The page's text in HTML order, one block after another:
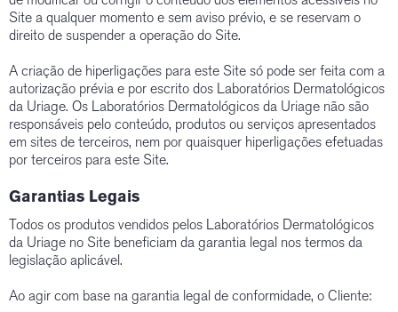
Site a qualquer momento e sem aviso prévio, e se reservam o
direito de suspender a operação do Site.
A criação de hiperligações para este Site só pode ser feita com a
autorização prévia e por escrito dos Laboratórios Dermatológicos
da Uriage. Os Laboratórios Dermatológicos da Uriage não são
responsáveis pelo conteúdo, produtos ou serviços apresentados
em sites de terceiros, nem por quaisquer hiperligações efetuadas
por terceiros para este Site.
Garantias Legais
Todos os produtos vendidos pelos Laboratórios Dermatológicos
da Uriage no Site beneficiam da garantia legal nos termos da
legislação aplicável.
Ao agir com base na garantia legal de conformidade, o Cliente: